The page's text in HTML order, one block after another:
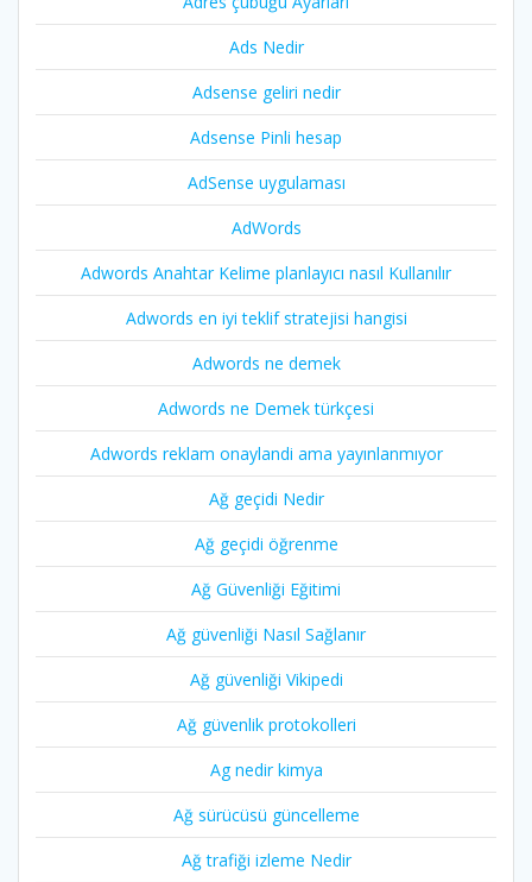
Ads Nedir
Adsense geliri nedir
Adsense Pinli hesap
AdSense uygulaması
AdWords
Adwords Anahtar Kelime planlayıcı nasıl Kullanılır
Adwords en iyi teklif stratejisi hangisi
Adwords ne demek
Adwords ne Demek türkçesi
Adwords reklam onaylandi ama yayınlanmıyor
Ağ geçidi Nedir
Ağ geçidi öğrenme
Ağ Güvenliği Eğitimi
Ağ güvenliği Nasıl Sağlanır
Ağ güvenliği Vikipedi
Ağ güvenlik protokolleri
Ag nedir kimya
Ağ sürücüsü güncelleme
Ağ trafiği izleme Nedir